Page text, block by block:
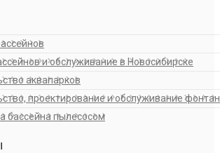
и обслуживание в Новосибирске
аквапарков
проектирование и обслуживание
бассейна пылесосом